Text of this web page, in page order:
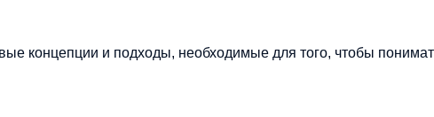
концепции и подходы, необходимые для того, чтобы